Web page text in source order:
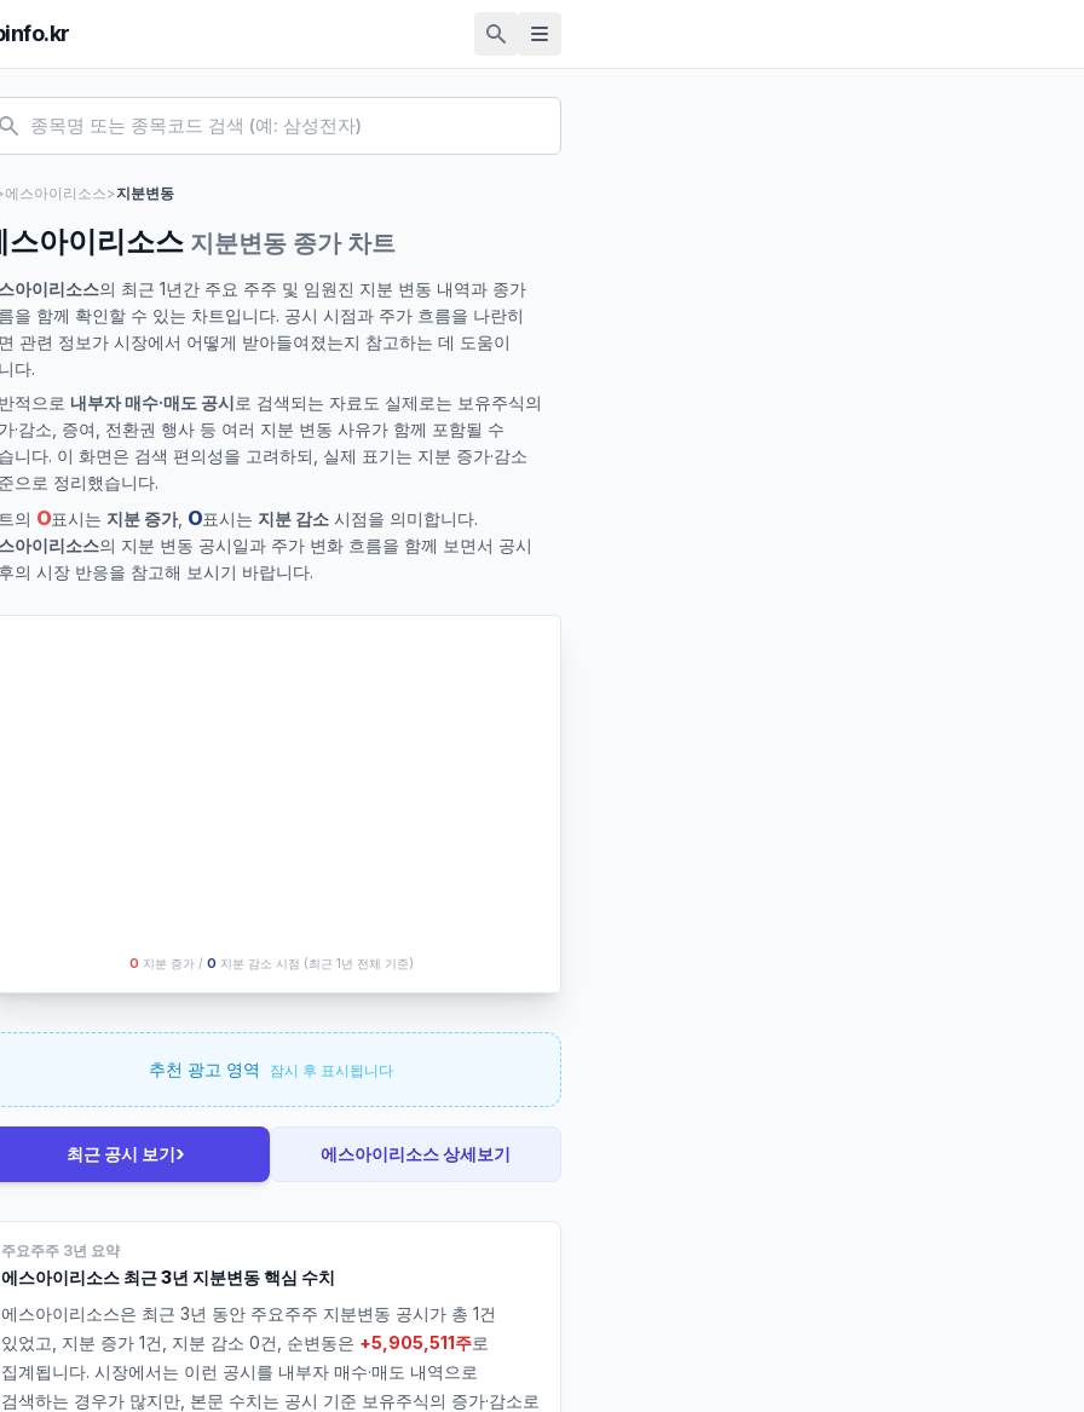
에스아이리소스>지분변동
스아이리소스 지분변동 종가 차트
아이리소스의 최근 1년간 주요 주주 및 임원진 지분 변동 내역과 종가
을 함께 확인할 수 있는 차트입니다. 공시 시점과 주가 흐름을 나란히
관련 정보가 시장에서 어떻게 받아들여졌는지 참고하는 데 도움이
다.
적으로 내부자 매수·매도 공시로 검색되는 자료도 실제로는 보유주식의
·감소, 증여, 전환권 행사 등 여러 지분 변동 사유가 함께 포함될 수
니다. 이 화면은 검색 편의성을 고려하되, 실제 표기는 지분 증가·감소
으로 정리했습니다.
의 O표시는 지분 증가, O표시는 지분 감소 시점을 의미합니다.
아이리소스의 지분 변동 공시일과 주가 변화 흐름을 함께 보면서 공시
의 시장 반응을 참고해 보시기 바랍니다.
O 지분 증가 / O 지분 감소 시점 (최근 1년 전체 기준)
추천 광고 영역 잠시 후 표시됩니다
최근 공시 보기› 에스아이리소스상세보기
주요주주 3년 요약
에스아이리소스 최근 3년 지분변동 핵심 수치
에스아이리소스은 최근 3년 동안 주요주주 지분변동 공시가 총 1건
있었고, 지분 증가 1건, 지분 감소 0건, 순변동은 +5,905,511주로
집계됩니다. 시장에서는 이런 공시를 내부자 매수·매도 내역으로
검색하는 경우가 많지만, 본문 수치는 공시 기준 보유주식의 증가·감소로